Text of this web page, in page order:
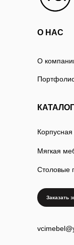
О
О НАС
КАТАЛОГ
Мягкая
Столовые
Заказать